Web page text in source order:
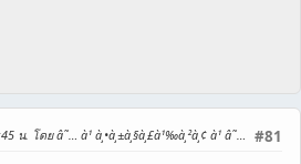
#81
. โดย â˜… à¹ à¸•à¸±à¸§à¸£à¹‰à¸²à¸¢ à¹ â˜…